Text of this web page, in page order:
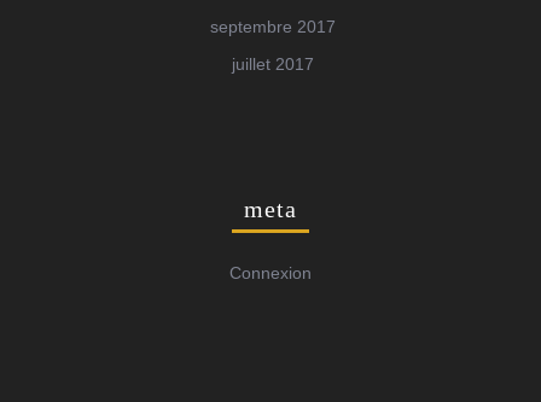
septembre 2017
juillet 2017
meta
Connexion